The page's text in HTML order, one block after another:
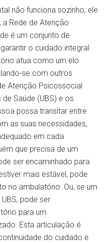
não funciona sozinho; ele
Rede de Atenção
é um conjunto de
o cuidado integral
atua como um elo
se com outros
Atenção Psicossocial
de Saúde (UBS) e os
possa transitar entre
as suas necessidades,
em cada
que precisa de um
ser encaminhado para
mais estável, pode
no ambulatório. Ou, se um
pode ser
para um
Esta articulação é
do cuidado e